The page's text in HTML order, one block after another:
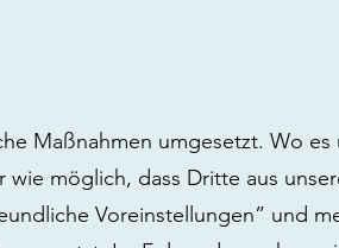
Maßnahmen umgesetzt. Wo
möglich, dass Dritte aus
Voreinstellungen” und